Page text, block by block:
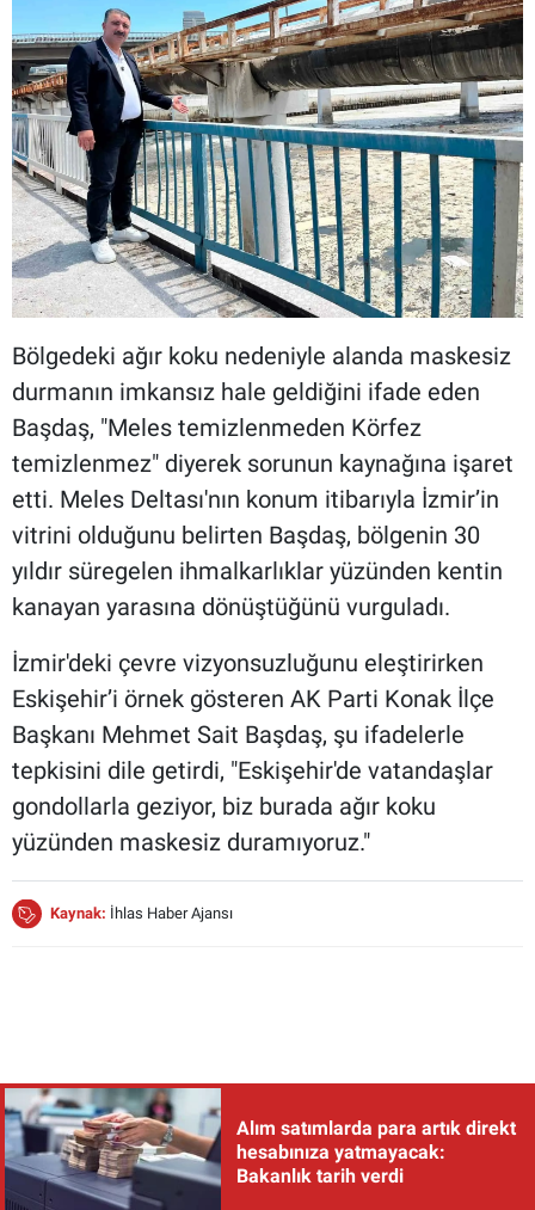
Bölgedeki ağır koku nedeniyle alanda maskesiz
durmanın imkansız hale geldiğini ifade eden
Başdaş, "Meles temizlenmeden Körfez
temizlenmez" diyerek sorunun kaynağına işaret
etti. Meles Deltası'nın konum itibarıyla İzmir’in
vitrini olduğunu belirten Başdaş, bölgenin 30
yıldır süregelen ihmalkarlıklar yüzünden kentin
kanayan yarasına dönüştüğünü vurguladı.
İzmir'deki çevre vizyonsuzluğunu eleştirirken
Eskişehir’i örnek gösteren AK Parti Konak İlçe
Başkanı Mehmet Sait Başdaş, şu ifadelerle
tepkisini dile getirdi, "Eskişehir'de vatandaşlar
gondollarla geziyor, biz burada ağır koku
yüzünden maskesiz duramıyoruz."
Kaynak: İhlas Haber Ajansı
Alım satımlarda para artık direkt
hesabınıza yatmayacak:
Bakanlık tarih verdi